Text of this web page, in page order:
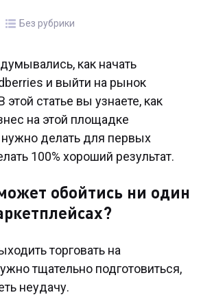
Без рубрики
как начать
и выйти на рынок
статье вы узнаете, как
на этой площадке
делать для первых
100% хороший результат.
обойтись ни один
торговать на
тщательно подготовиться,
неудачу.